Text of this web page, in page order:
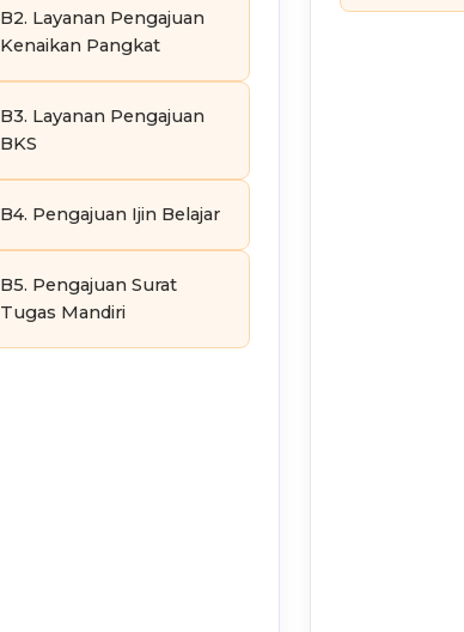
B2. Layanan Pengajuan
Kenaikan Pangkat
B3. Layanan Pengajuan
BKS
B4. Pengajuan Ijin Belajar
B5. Pengajuan Surat
Tugas Mandiri